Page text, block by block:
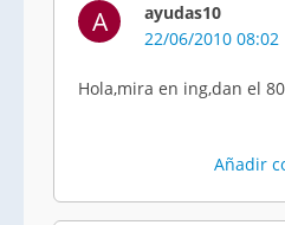
A
ayudas10
22/06/2010 08:02
Hola,mira en ing,dan el
Añadir